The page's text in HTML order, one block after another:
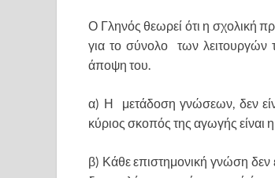
Ο Γληνός θεωρεί ότι η σχολική
για το σύνολο των λειτουργών
άποψη του.
α) Η μετάδοση γνώσεων, δεν
κύριος σκοπός της αγωγής
β) Κάθε επιστημονική γνώση δεν